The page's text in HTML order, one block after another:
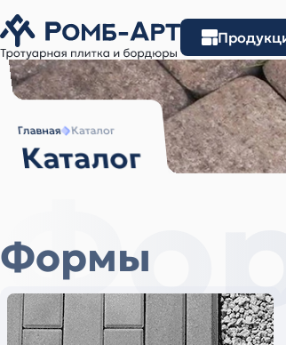
Главная Каталог
Каталог
Формы